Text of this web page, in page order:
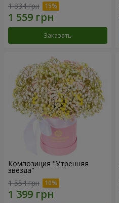
1 834 грн
Заказать
Композиция "Утренняя
звезда"
1 554 грн